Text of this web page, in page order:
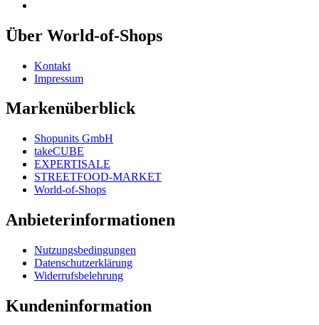
Über World-of-Shops
Kontakt
Impressum
Markenüberblick
Shopunits GmbH
takeCUBE
EXPERTISALE
STREETFOOD-MARKET
World-of-Shops
Anbieterinformationen
Nutzungsbedingungen
Datenschutzerklärung
Widerrufsbelehrung
Kundeninformation